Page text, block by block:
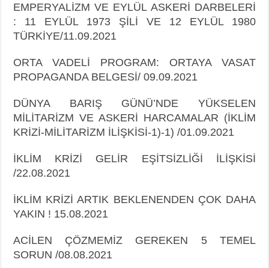
EMPERYALİZM VE EYLÜL ASKERİ DARBELERİ
: 11 EYLÜL 1973 ŞİLİ VE 12 EYLÜL 1980
TÜRKİYE/11.09.2021
ORTA VADELİ PROGRAM: ORTAYA VASAT
PROPAGANDA BELGESİ/ 09.09.2021
DÜNYA BARIŞ GÜNÜ’NDE YÜKSELEN
MİLİTARİZM VE ASKERİ HARCAMALAR (İKLİM
KRİZİ-MİLİTARİZM İLİŞKİSİ-1)-1) /01.09.2021
İKLİM KRİZİ GELİR EŞİTSİZLİĞİ İLİŞKİSİ
/22.08.2021
İKLİM KRİZİ ARTIK BEKLENENDEN ÇOK DAHA
YAKIN ! 15.08.2021
ACİLEN ÇÖZMEMİZ GEREKEN 5 TEMEL
SORUN /08.08.2021